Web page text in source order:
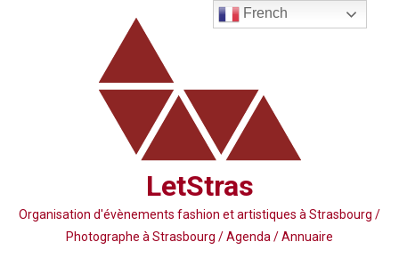
LetStras
Organisation d'évènements fashion et artistiques à Strasbourg /
Photographe à Strasbourg / Agenda / Annuaire
French